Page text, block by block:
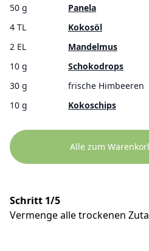
50 g
Panela
4 TL
Kokosöl
2 EL
Mandelmus
10 g
Schokodrops
30 g
frische Himbeeren
10 g
Kokoschips
Alle zum
Schritt 1/5
Vermenge alle trockenen